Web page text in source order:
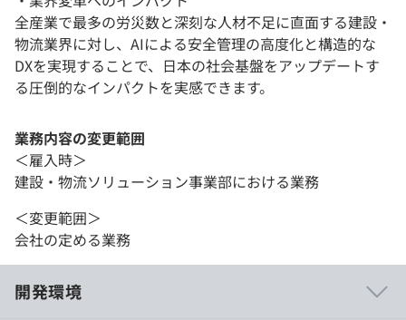
全産業で最多の労災数と深刻な人材不足に直面する建設・
物流業界に対し、AIによる安全管理の高度化と構造的な
DXを実現することで、日本の社会基盤をアップデートす
る圧倒的なインパクトを実感できます。
業務内容の変更範囲
＜雇入時＞
建設・物流ソリューション事業部における業務
＜変更範囲＞
会社の定める業務
開発環境